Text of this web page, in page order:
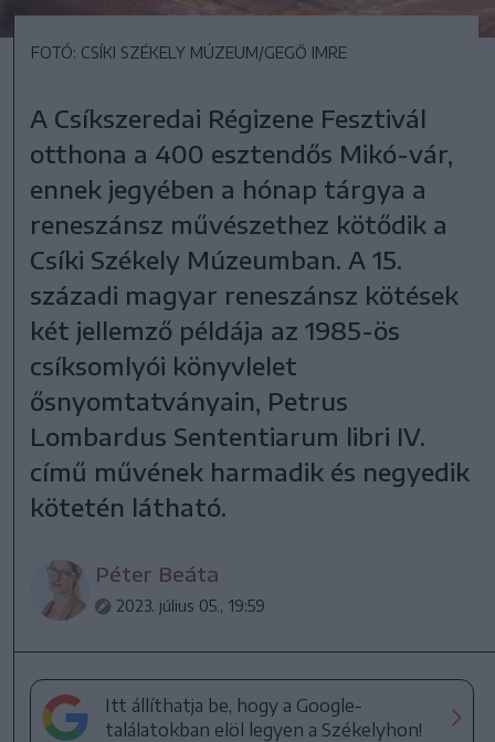
FOTÓ: CSÍKI SZÉKELY MÚZEUM/GEGŐ IMRE
A Csíkszeredai Régizene Fesztivál
otthona a 400 esztendős Mikó-vár,
ennek jegyében a hónap tárgya a
reneszánsz művészethez kötődik a
Csíki Székely Múzeumban. A 15.
századi magyar reneszánsz kötések
két jellemző példája az 1985-ös
csíksomlyói könyvlelet
ősnyomtatványain, Petrus
Lombardus Sententiarum libri IV.
című művének harmadik és negyedik
kötetén látható.
Péter Beáta
2023. július 05., 19:59
Itt állíthatja be, hogy a Google-
találatokban elöl legyen a Székelyhon!